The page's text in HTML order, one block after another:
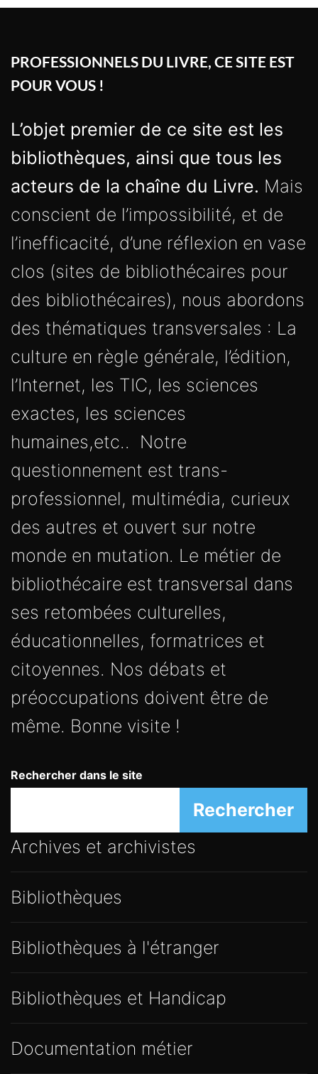
PROFESSIONNELS DU LIVRE, CE SITE EST
POUR VOUS !
L’objet premier de ce site est les
bibliothèques, ainsi que tous les
acteurs de la chaîne du Livre. Mais
conscient de l’impossibilité, et de
l’inefficacité, d’une réflexion en vase
clos (sites de bibliothécaires pour
des bibliothécaires), nous abordons
des thématiques transversales : La
culture en règle générale, l’édition,
l’Internet, les TIC, les sciences
exactes, les sciences
humaines,etc.. Notre
questionnement est trans-
professionnel, multimédia, curieux
des autres et ouvert sur notre
monde en mutation. Le métier de
bibliothécaire est transversal dans
ses retombées culturelles,
éducationnelles, formatrices et
citoyennes. Nos débats et
préoccupations doivent être de
même. Bonne visite !
Rechercher dans le site
Rechercher
Archives et archivistes
Bibliothèques
Bibliothèques à l'étranger
Bibliothèques et Handicap
Documentation métier